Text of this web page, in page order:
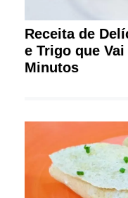
Receita de
e Trigo que
Minutos